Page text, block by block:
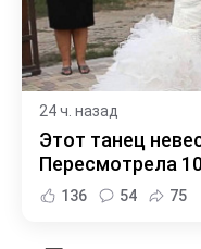
24 ч. назад
Этот танец
Пересмотрела
136 54 75